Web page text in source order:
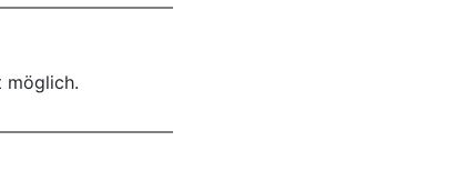
möglich.